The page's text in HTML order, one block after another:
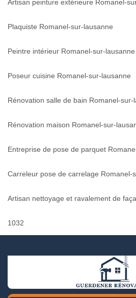
Artisan peinture extérieure Romanel-
Plaquiste Romanel-sur-lausanne
Peintre intérieur Romanel-sur-lausanne
Poseur cuisine Romanel-sur-lausanne
Rénovation salle de bain Romanel-sur-
Rénovation maison Romanel-sur-
Entreprise de pose de parquet
Carreleur pose de carrelage Romanel-
Artisan nettoyage et ravalement de
1032